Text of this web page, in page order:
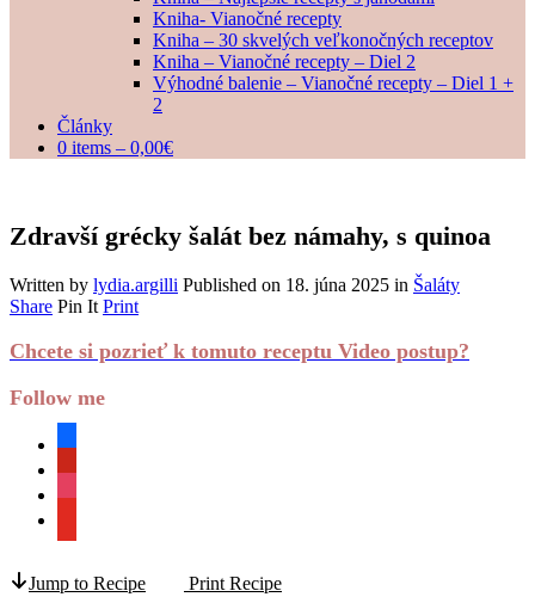
Kniha- Vianočné recepty
Kniha – 30 skvelých veľkonočných receptov
Kniha – Vianočné recepty – Diel 2
Výhodné balenie – Vianočné recepty – Diel 1 +
2
Články
0 items – 0,00€
Zdravší grécky šalát bez námahy, s quinoa
Written by lydia.argilli Published on 18. júna 2025 in Šaláty
Share Pin It Print
Chcete si pozrieť k tomuto receptu Video postup?
Follow me
Jump to Recipe
Print Recipe